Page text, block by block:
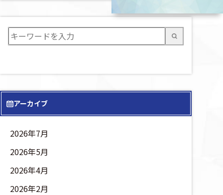
アーカイブ
2026年7月
2026年5月
2026年4月
2026年2月